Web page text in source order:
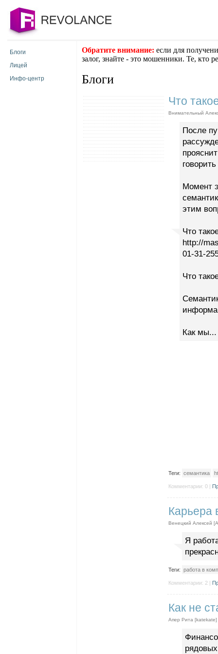
Блоги
Лицей
Инфо-центр
Обратите внимание: если для
залог, знайте - это мошенники. Те, кто
Блоги
Что
Внимательный
После
Момент
этим
Что
http://
01-31-
Что
Как мы...
Теги: семантика
Комментарии: 0 |
Карьера
Венецкий Алексей
Я
Теги: работа в
Комментарии: 2 |
Как не
Апер Рита [katekate]